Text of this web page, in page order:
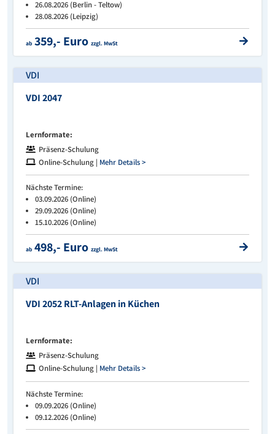
26.08.2026 (Berlin - Teltow)
28.08.2026 (Leipzig)
ab 359,- Euro zzgl. MwSt
VDI
VDI 2047
Lernformate:
Präsenz-Schulung
Online-Schulung | Mehr Details >
Nächste Termine:
03.09.2026 (Online)
29.09.2026 (Online)
15.10.2026 (Online)
ab 498,- Euro zzgl. MwSt
VDI
VDI 2052 RLT-Anlagen in Küchen
Lernformate:
Präsenz-Schulung
Online-Schulung | Mehr Details >
Nächste Termine:
09.09.2026 (Online)
09.12.2026 (Online)